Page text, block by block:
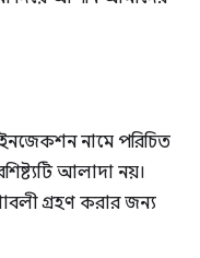
নামে পরিচিত
আলাদা নয়।
গ্রহণ করার জন্য